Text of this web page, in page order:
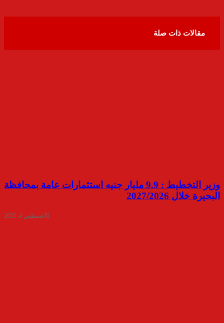
مقالات ذات صلة
وزير التخطيط : 9.9 مليار جنيه استثمارات عامة بمحافظة
البحيرة خلال 2027/2026
أغسطس 4, 2026